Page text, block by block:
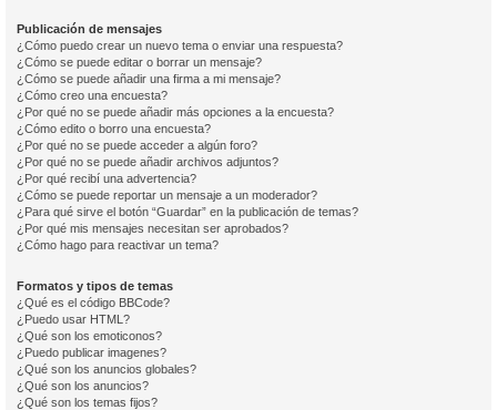
Publicación de mensajes
¿Cómo puedo crear un nuevo tema o enviar una respuesta?
¿Cómo se puede editar o borrar un mensaje?
¿Cómo se puede añadir una firma a mi mensaje?
¿Cómo creo una encuesta?
¿Por qué no se puede añadir más opciones a la encuesta?
¿Cómo edito o borro una encuesta?
¿Por qué no se puede acceder a algún foro?
¿Por qué no se puede añadir archivos adjuntos?
¿Por qué recibí una advertencia?
¿Cómo se puede reportar un mensaje a un moderador?
¿Para qué sirve el botón “Guardar” en la publicación de temas?
¿Por qué mis mensajes necesitan ser aprobados?
¿Cómo hago para reactivar un tema?
Formatos y tipos de temas
¿Qué es el código BBCode?
¿Puedo usar HTML?
¿Qué son los emoticonos?
¿Puedo publicar imagenes?
¿Qué son los anuncios globales?
¿Qué son los anuncios?
¿Qué son los temas fijos?